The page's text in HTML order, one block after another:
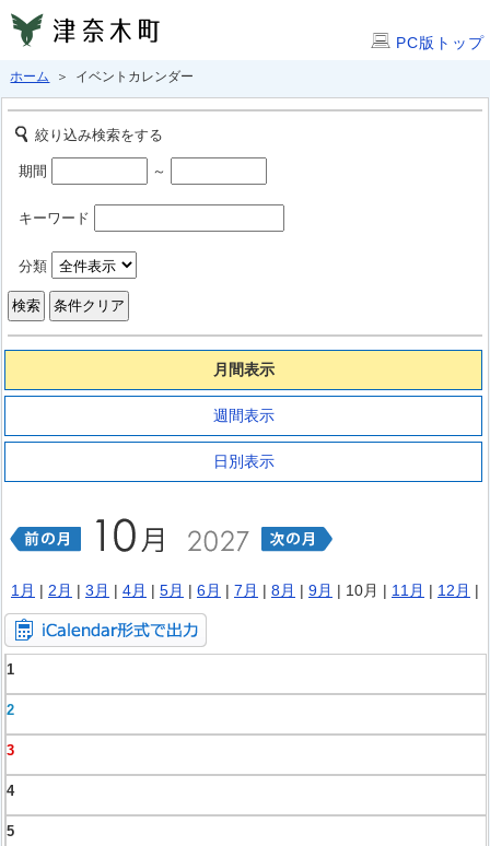
PC版トップ
ホーム ＞ イベントカレンダー
絞り込み検索をする
期間 ～
キーワード
分類
月間表示
週間表示
日別表示
1月 | 2月 | 3月 | 4月 | 5月 | 6月 | 7月 | 8月 | 9月 | 10月 | 11月 | 12月 |
1
2
3
4
5